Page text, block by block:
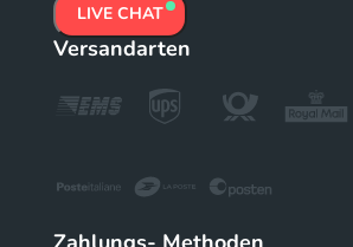
LIVE CHAT
Versandarten